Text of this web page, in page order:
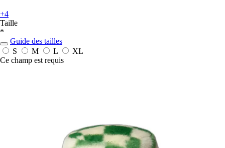
+4
Taille
*
Guide des tailles
S
M L
XL
Ce champ est requis